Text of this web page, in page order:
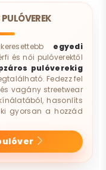
egyedi
és női pulóverektől
pulóverekig
Fedezz fel
vagány streetwear
hasonlíts
gyorsan a hozzád